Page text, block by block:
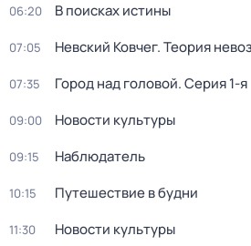
06:20 В поисках истины
07:05 Невский Ковчег. Теория
07:35 Город над головой. Серия 1-я
09:00 Новости культуры
09:15 Наблюдатель
10:15 Путешествие в будни
11:30 Новости культуры